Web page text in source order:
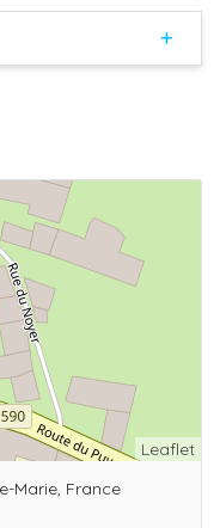
Leaflet
Marie, France